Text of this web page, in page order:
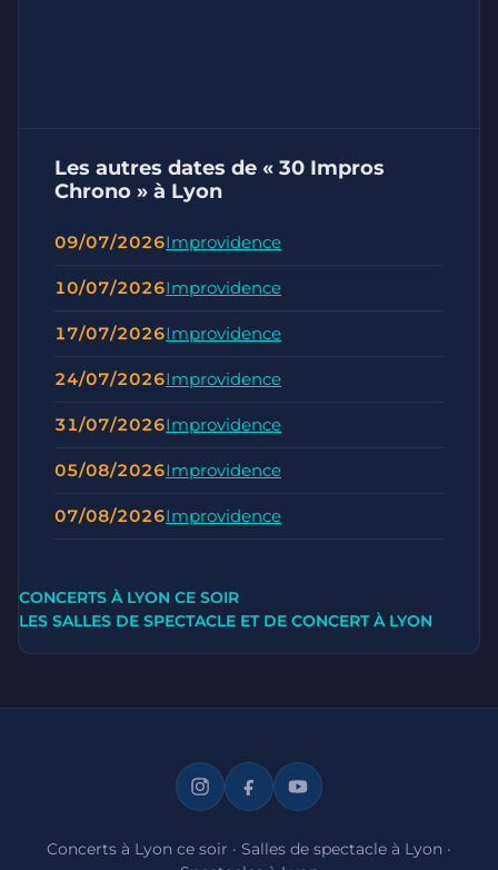
Les autres dates de « 30 Impros
Chrono » à Lyon
09/07/2026Improvidence
10/07/2026Improvidence
17/07/2026Improvidence
24/07/2026Improvidence
31/07/2026Improvidence
05/08/2026Improvidence
07/08/2026Improvidence
CONCERTS À LYON CE SOIR
LES SALLES DE SPECTACLE ET DE CONCERT À LYON
Concerts à Lyon ce soir · Salles de spectacle à Lyon ·